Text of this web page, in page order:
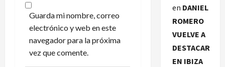
Guarda mi nombre, correo
electrónico y web en este
navegador para la próxima
vez que comente.
en DANIEL
ROMERO
VUELVE A
DESTACAR
EN IBIZA